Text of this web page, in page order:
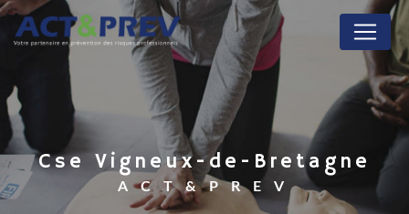
cse Vigneux-de-Bretagne
ACT&PREV
Panneau de gestion des cookies